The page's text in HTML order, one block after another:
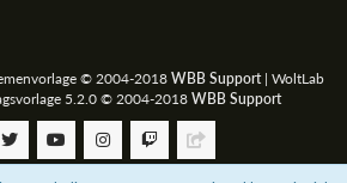
© 2004-2018 WBB Support| WoltLab
5.2.0 © 2004-2018 WBB Support